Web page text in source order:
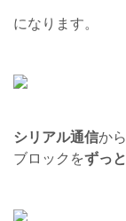
になります。
シリアル通信から
ブロックをずっと